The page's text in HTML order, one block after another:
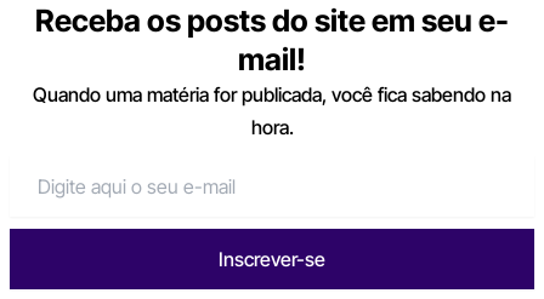
Receba os posts do site em seu e-
mail!
Quando uma matéria for publicada, você fica sabendo na
hora.
Inscrever-se